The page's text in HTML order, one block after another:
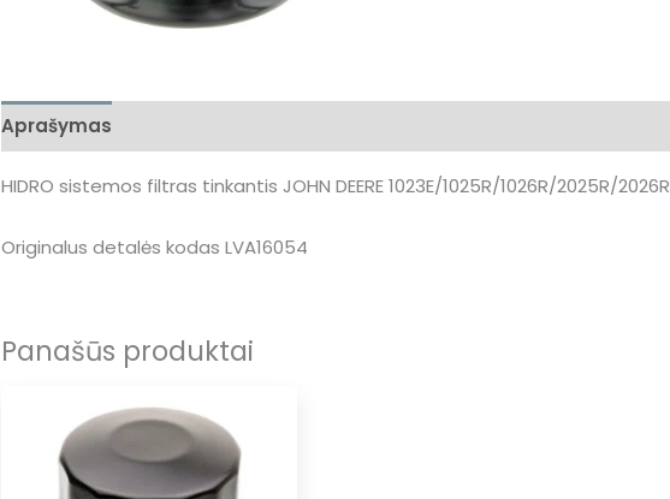
Aprašymas
HIDRO sistemos filtras tinkantis JOHN DEERE 1023E/1025R/1026R/2025R/2026R
Originalus detalės kodas LVA16054
Panašūs produktai